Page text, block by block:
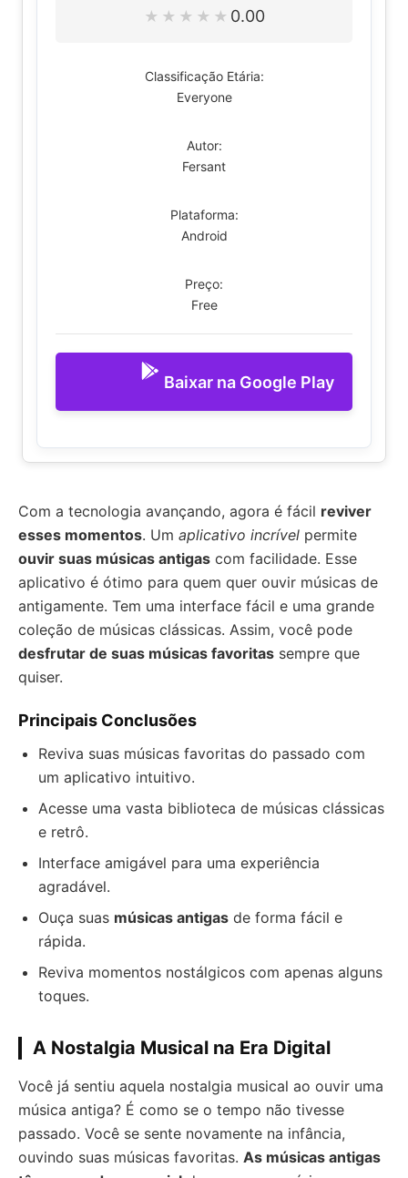
★ ★ ★ ★ ★ 0.00
Classificação Etária:
Everyone
Autor:
Fersant
Plataforma:
Android
Preço:
Free
Baixar na Google Play
Com a tecnologia avançando, agora é fácil reviver
esses momentos. Um aplicativo incrível permite
ouvir suas músicas antigas com facilidade. Esse
aplicativo é ótimo para quem quer ouvir músicas de
antigamente. Tem uma interface fácil e uma grande
coleção de músicas clássicas. Assim, você pode
desfrutar de suas músicas favoritas sempre que
quiser.
Principais Conclusões
Reviva suas músicas favoritas do passado com
um aplicativo intuitivo.
Acesse uma vasta biblioteca de músicas clássicas
e retrô.
Interface amigável para uma experiência
agradável.
Ouça suas músicas antigas de forma fácil e
rápida.
Reviva momentos nostálgicos com apenas alguns
toques.
A Nostalgia Musical na Era Digital
Você já sentiu aquela nostalgia musical ao ouvir uma
música antiga? É como se o tempo não tivesse
passado. Você se sente novamente na infância,
ouvindo suas músicas favoritas. As músicas antigas